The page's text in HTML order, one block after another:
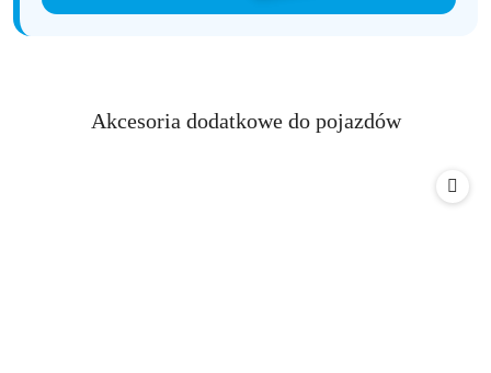
Pomiń karuzelę produktów
Produkty
Akcesoria dodatkowe do pojazdów